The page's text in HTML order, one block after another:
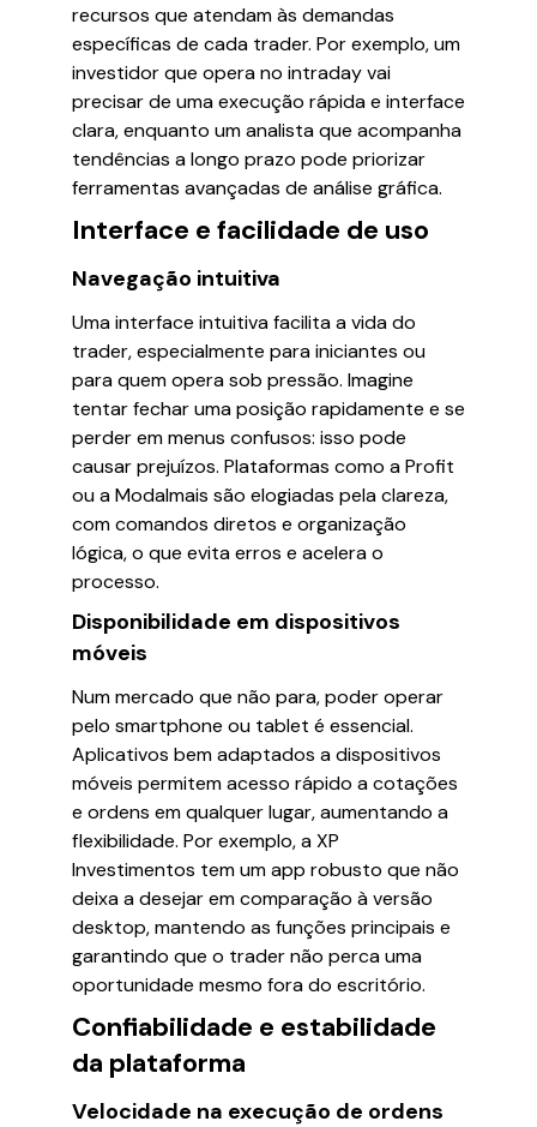
recursos que atendam às demandas
específicas de cada trader. Por exemplo, um
investidor que opera no intraday vai
precisar de uma execução rápida e interface
clara, enquanto um analista que acompanha
tendências a longo prazo pode priorizar
ferramentas avançadas de análise gráfica.
Interface e facilidade de uso
Navegação intuitiva
Uma interface intuitiva facilita a vida do
trader, especialmente para iniciantes ou
para quem opera sob pressão. Imagine
tentar fechar uma posição rapidamente e se
perder em menus confusos: isso pode
causar prejuízos. Plataformas como a Profit
ou a Modalmais são elogiadas pela clareza,
com comandos diretos e organização
lógica, o que evita erros e acelera o
processo.
Disponibilidade em dispositivos
móveis
Num mercado que não para, poder operar
pelo smartphone ou tablet é essencial.
Aplicativos bem adaptados a dispositivos
móveis permitem acesso rápido a cotações
e ordens em qualquer lugar, aumentando a
flexibilidade. Por exemplo, a XP
Investimentos tem um app robusto que não
deixa a desejar em comparação à versão
desktop, mantendo as funções principais e
garantindo que o trader não perca uma
oportunidade mesmo fora do escritório.
Confiabilidade e estabilidade
da plataforma
Velocidade na execução de ordens